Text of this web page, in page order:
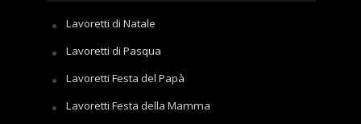
Lavoretti di Natale
Lavoretti di Pasqua
Lavoretti Festa del Papà
Lavoretti Festa della Mamma